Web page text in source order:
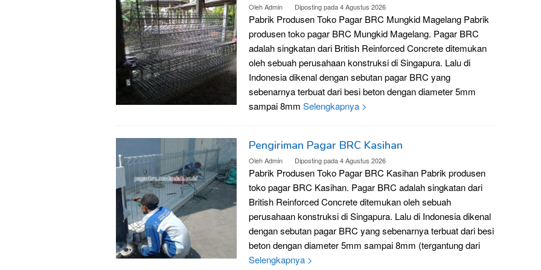
OlehAdmin Diposting pada4 Agustus 2026
Pabrik Produsen Toko Pagar BRC Mungkid Magelang Pabrik
produsen toko pagar BRC Mungkid Magelang. Pagar BRC
adalah singkatan dari British Reinforced Concrete ditemukan
oleh sebuah perusahaan konstruksi di Singapura. Lalu di
Indonesia dikenal dengan sebutan pagar BRC yang
sebenarnya terbuat dari besi beton dengan diameter 5mm
sampai 8mm Selengkapnya >
Pengiriman Pagar BRC Kasihan
OlehAdmin Diposting pada4 Agustus 2026
Pabrik Produsen Toko Pagar BRC Kasihan Pabrik produsen
toko pagar BRC Kasihan. Pagar BRC adalah singkatan dari
British Reinforced Concrete ditemukan oleh sebuah
perusahaan konstruksi di Singapura. Lalu di Indonesia dikenal
dengan sebutan pagar BRC yang sebenarnya terbuat dari besi
beton dengan diameter 5mm sampai 8mm (tergantung dari
Selengkapnya >